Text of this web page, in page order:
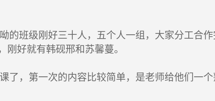
班级刚好三十人，五个人一组，大家分工合
好就有韩砚邢和苏馨蔓。
，第一次的内容比较简单，是老师给他们一